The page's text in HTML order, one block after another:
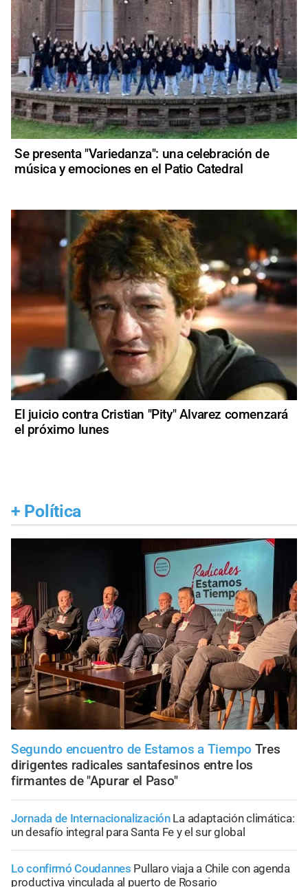
Se presenta "Variedanza": una celebración de
música y emociones en el Patio Catedral
El juicio contra Cristian "Pity" Alvarez comenzará
el próximo lunes
+ Política
Segundo encuentro de Estamos a Tiempo Tres
dirigentes radicales santafesinos entre los
firmantes de "Apurar el Paso"
Jornada de Internacionalización La adaptación climática:
un desafío integral para Santa Fe y el sur global
Lo confirmó Coudannes Pullaro viaja a Chile con agenda
productiva vinculada al puerto de Rosario